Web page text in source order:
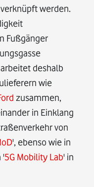
werden.
Fußgänger
deshalb
wie
zusammen,
in Einklang
von
', ebenso wie in
'5G Mobility Lab' in